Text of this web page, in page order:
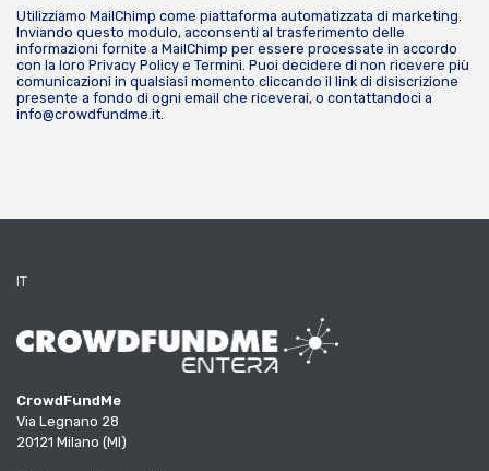
Utilizziamo MailChimp come piattaforma automatizzata di marketing.
Inviando questo modulo, acconsenti al trasferimento delle
informazioni fornite a MailChimp per essere processate in accordo
con la loro Privacy Policy e Termini. Puoi decidere di non ricevere più
comunicazioni in qualsiasi momento cliccando il link di disiscrizione
presente a fondo di ogni email che riceverai, o contattandoci a
info@crowdfundme.it.
IT
CrowdFundMe
Via Legnano 28
20121 Milano (MI)